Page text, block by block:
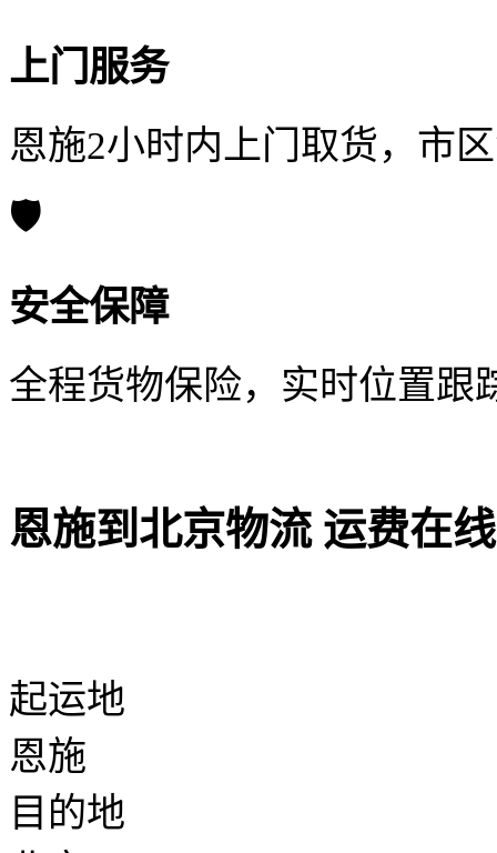
上门服务
恩施2小时内上门取货，市
🛡️
安全保障
全程货物保险，实时位置跟
恩施到北京物流 运费在
起运地
恩施
目的地